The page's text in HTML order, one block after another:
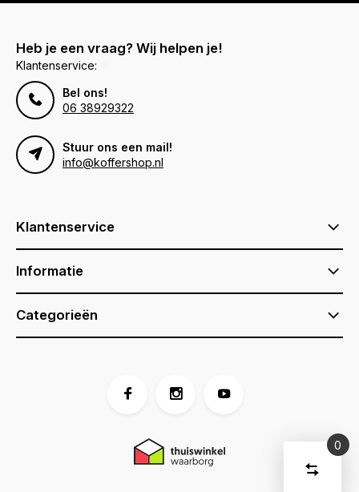
Heb je een vraag? Wij helpen je!
Klantenservice:
Bel ons!
06 38929322
Stuur ons een mail!
info@koffershop.nl
Klantenservice
Informatie
Categorieën
0
Vergelijk
Start